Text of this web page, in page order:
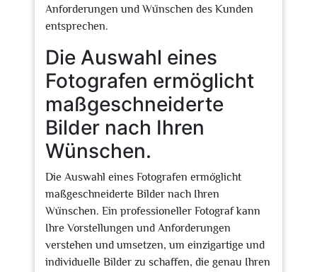
Anforderungen und Wünschen des Kunden
entsprechen.
Die Auswahl eines
Fotografen ermöglicht
maßgeschneiderte
Bilder nach Ihren
Wünschen.
Die Auswahl eines Fotografen ermöglicht
maßgeschneiderte Bilder nach Ihren
Wünschen. Ein professioneller Fotograf kann
Ihre Vorstellungen und Anforderungen
verstehen und umsetzen, um einzigartige und
individuelle Bilder zu schaffen, die genau Ihren